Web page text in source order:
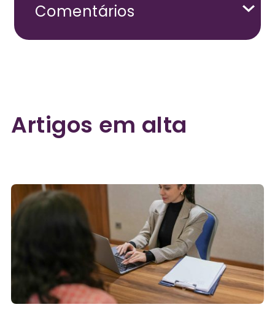
Comentários
Artigos em alta